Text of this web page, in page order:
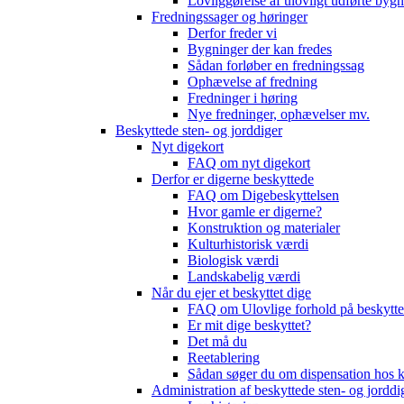
Fredningssager og høringer
Derfor freder vi
Bygninger der kan fredes
Sådan forløber en fredningssag
Ophævelse af fredning
Fredninger i høring
Nye fredninger, ophævelser mv.
Beskyttede sten- og jorddiger
Nyt digekort
FAQ om nyt digekort
Derfor er digerne beskyttede
FAQ om Digebeskyttelsen
Hvor gamle er digerne?
Konstruktion og materialer
Kulturhistorisk værdi
Biologisk værdi
Landskabelig værdi
Når du ejer et beskyttet dige
FAQ om Ulovlige forhold på
Er mit dige beskyttet?
Det må du
Reetablering
Sådan søger du om dispensation hos
Administration af beskyttede sten- og